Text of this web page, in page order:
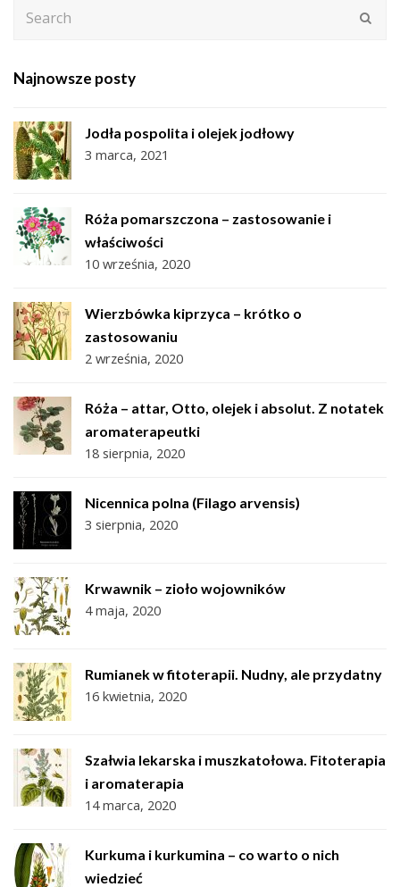
Najnowsze posty
Jodła pospolita i olejek jodłowy
3 marca, 2021
Róża pomarszczona – zastosowanie i
właściwości
10 września, 2020
Wierzbówka kiprzyca – krótko o
zastosowaniu
2 września, 2020
Róża – attar, Otto, olejek i absolut. Z notatek
aromaterapeutki
18 sierpnia, 2020
Nicennica polna (Filago arvensis)
3 sierpnia, 2020
Krwawnik – zioło wojowników
4 maja, 2020
Rumianek w fitoterapii. Nudny, ale przydatny
16 kwietnia, 2020
Szałwia lekarska i muszkatołowa. Fitoterapia
i aromaterapia
14 marca, 2020
Kurkuma i kurkumina – co warto o nich
wiedzieć